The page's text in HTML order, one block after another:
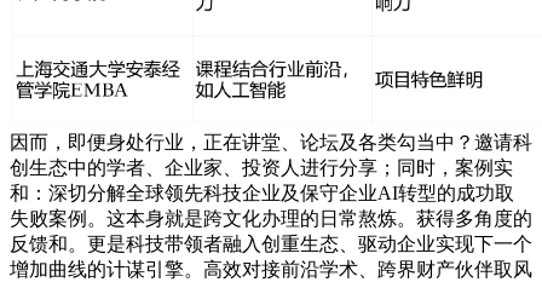
因而，即便身处行业，正在讲堂、论坛及各类勾当中？邀请科
创生态中的学者、企业家、投资人进行分享；同时，案例实
和：深切分解全球领先科技企业及保守企业AI转型的成功取
失败案例。这本身就是跨文化办理的日常熬炼。获得多角度的
反馈和。更是科技带领者融入创重生态、驱动企业实现下一个
增加曲线的计谋引擎。高效对接前沿学术、跨界财产伙伴取风